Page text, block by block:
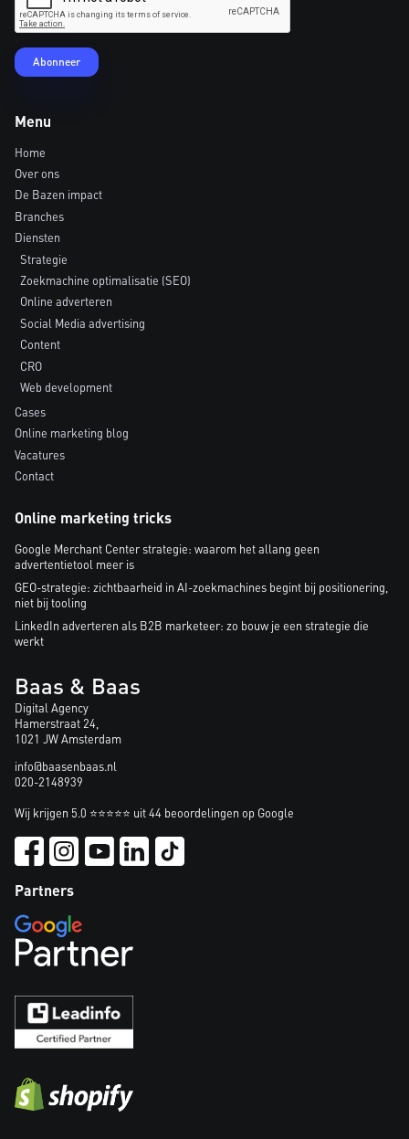
Menu
Home
Over ons
De Bazen impact
Branches
Diensten
Strategie
Zoekmachine optimalisatie (SEO)
Online adverteren
Social Media advertising
Content
CRO
Web development
Cases
Online marketing blog
Vacatures
Contact
Online marketing tricks
Google Merchant Center strategie: waarom het allang geen
advertentietool meer is
GEO-strategie: zichtbaarheid in AI-zoekmachines begint bij positionering,
niet bij tooling
LinkedIn adverteren als B2B marketeer: zo bouw je een strategie die
werkt
Baas & Baas
Digital Agency
Hamerstraat 24,
1021 JW Amsterdam
info@baasenbaas.nl
020-2148939
Wij krijgen 5.0 ⭐⭐⭐⭐⭐ uit 44 beoordelingen op Google
Partners